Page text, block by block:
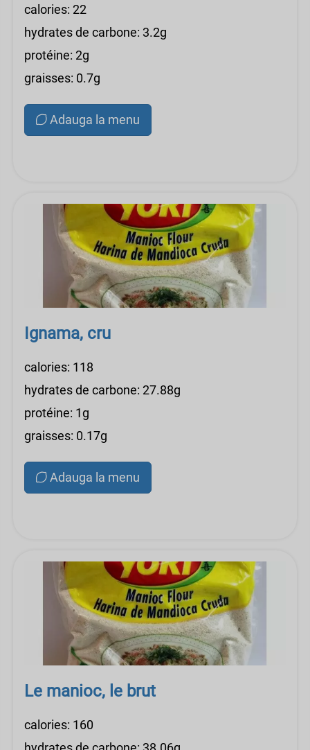
calories: 22
hydrates de carbone: 3.2g
protéine: 2g
graisses: 0.7g
Adauga la menu
Ignama, cru
calories: 118
hydrates de carbone: 27.88g
protéine: 1g
graisses: 0.17g
Adauga la menu
Le manioc, le brut
calories: 160